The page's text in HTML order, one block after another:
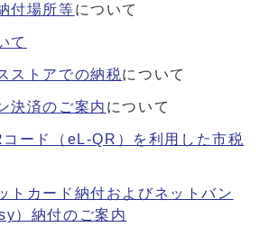
付場所等について
て
ストアでの納税について
決済のご案内 について
ード（eL-QR）を利用した市税
トカード納付およびネットバン
）納付のご案内